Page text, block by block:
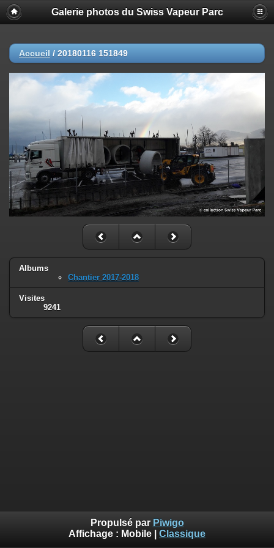
Galerie photos du Swiss Vapeur Parc
Accueil / 20180116 151849
Albums
Chantier 2017-2018
Visites
9241
Propulsé par Piwigo
Affichage : Mobile Classique